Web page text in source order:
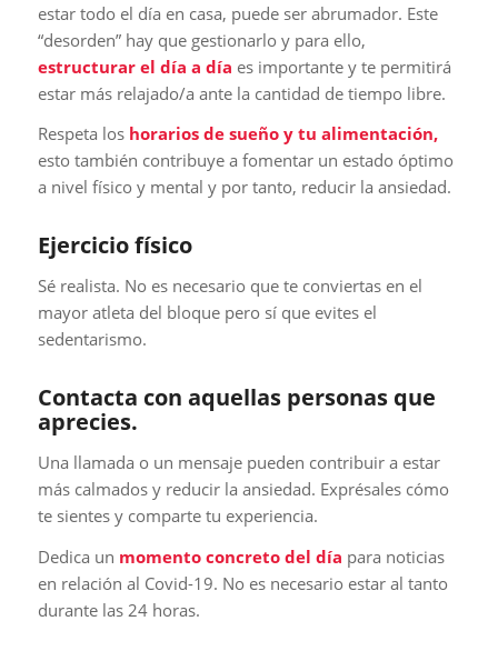
estar todo el día en casa, puede ser abrumador. Este
“desorden” hay que gestionarlo y para ello,
estructurar el día a día es importante y te permitirá
estar más relajado/a ante la cantidad de tiempo libre.
Respeta loshorarios de sueño y tu alimentación,
esto también contribuye a fomentar un estado óptimo
a nivel físico y mental y por tanto, reducir la ansiedad.
Ejercicio físico
Sé realista. No es necesario que te conviertas en el
mayor atleta del bloque pero sí que evites el
sedentarismo.
Contacta con aquellas personas que
aprecies.
Una llamada o un mensaje pueden contribuir a estar
más calmados y reducir la ansiedad. Exprésales cómo
te sientes y comparte tu experiencia.
Dedica un momento concreto del día para noticias
en relación al Covid-19. No es necesario estar al tanto
durante las 24 horas.